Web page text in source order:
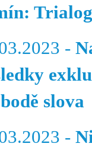
-
slova
-